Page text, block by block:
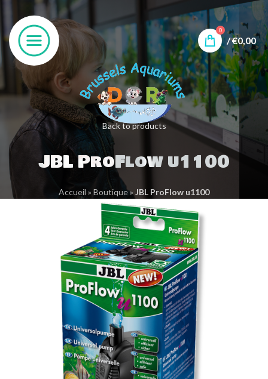
0
/€0,00
Back to products
JBL ProFlow u1100
Accueil » Boutique» JBL ProFlow u1100